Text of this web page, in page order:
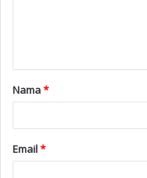
Nama*
Email*